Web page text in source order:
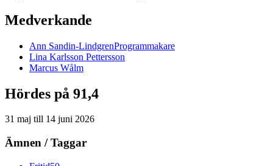
Medverkande
Ann Sandin-LindgrenProgrammakare
Lina Karlsson Pettersson
Marcus Wålm
Hördes på 91,4
31 maj till 14 juni 2026
Ämnen / Taggar